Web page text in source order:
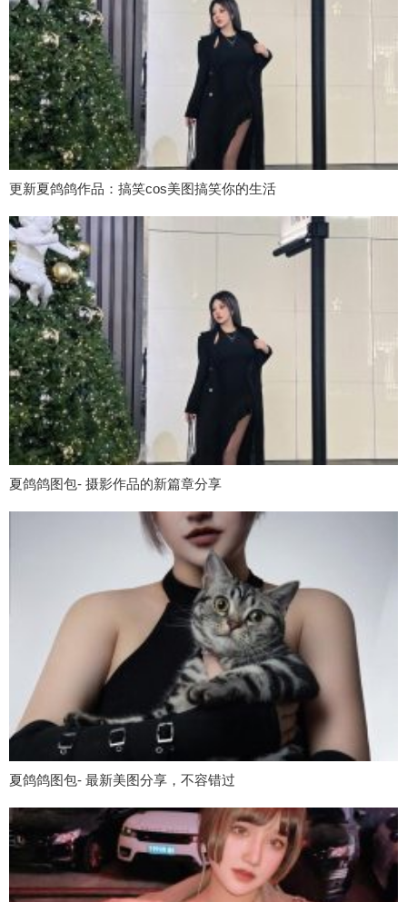
更新夏鸽鸽作品：搞笑cos美图搞笑你的生活
夏鸽鸽图包- 摄影作品的新篇章分享
夏鸽鸽图包- 最新美图分享，不容错过